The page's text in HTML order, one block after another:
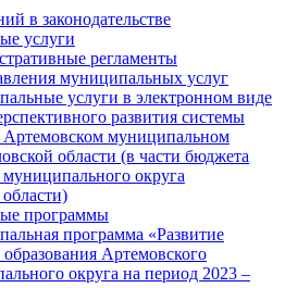
в законодательстве
услуги
регламенты
муниципальных услуг
услуги в электронном виде
развития системы
Артемовском муниципальном
области (в части бюджета
округа
программы
программа «Развитие
Артемовского
округа на период 2023 –